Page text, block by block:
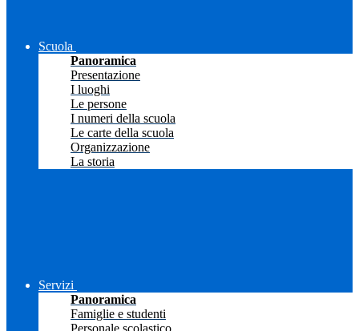
Scuola
Panoramica
Presentazione
I luoghi
Le persone
I numeri della scuola
Le carte della scuola
Organizzazione
La storia
Servizi
Panoramica
Famiglie e studenti